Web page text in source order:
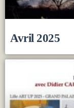
Avril 2025